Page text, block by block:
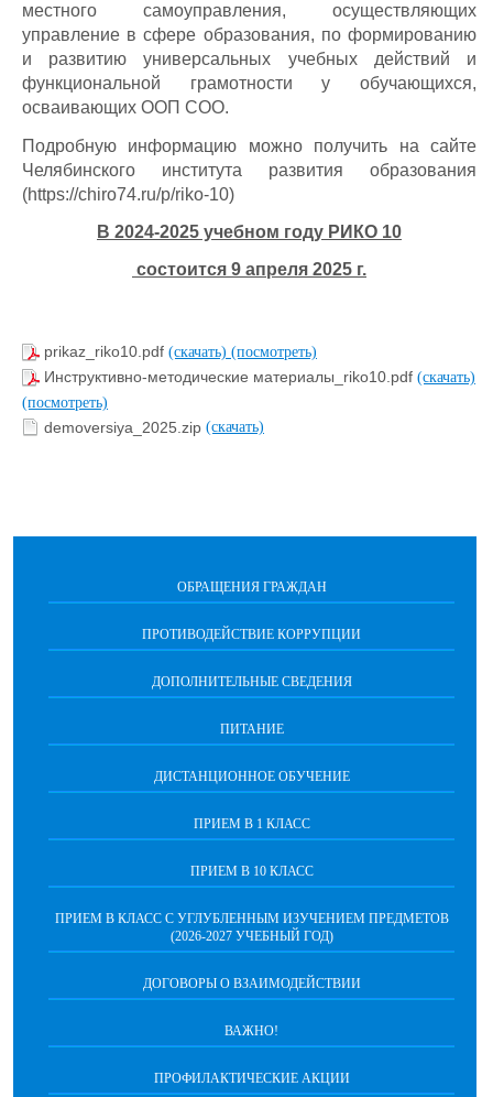
местного самоуправления, осуществляющих
управление в сфере образования, по формированию
и развитию универсальных учебных действий и
функциональной грамотности у обучающихся,
осваивающих ООП СОО.
Подробную информацию можно получить на сайте
Челябинского института развития образования
(https://chiro74.ru/p/riko-10)
В 2024-2025 учебном году РИКО 10
состоится 9 апреля 2025 г.
prikaz_riko10.pdf (скачать) (посмотреть)
Инструктивно-методические материалы_riko10.pdf (скачать)
(посмотреть)
demoversiya_2025.zip (скачать)
ОБРАЩЕНИЯ ГРАЖДАН
ПРОТИВОДЕЙСТВИЕ КОРРУПЦИИ
ДОПОЛНИТЕЛЬНЫЕ СВЕДЕНИЯ
ПИТАНИЕ
ДИСТАНЦИОННОЕ ОБУЧЕНИЕ
ПРИЕМ В 1 КЛАСС
ПРИЕМ В 10 КЛАСС
ПРИЕМ В КЛАСС С УГЛУБЛЕННЫМ ИЗУЧЕНИЕМ ПРЕДМЕТОВ
(2026-2027 УЧЕБНЫЙ ГОД)
ДОГОВОРЫ О ВЗАИМОДЕЙСТВИИ
ВАЖНО!
ПРОФИЛАКТИЧЕСКИЕ АКЦИИ